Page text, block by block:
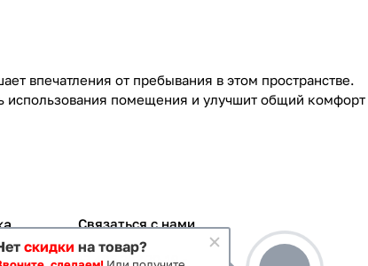
впечатления от пребывания в этом пространстве.
использования помещения и улучшит общий комфорт
Связаться с нами
+7 495 363-70-19
скидки на товар?